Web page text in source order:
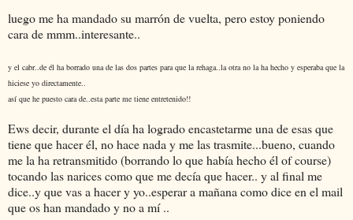
luego me ha mandado su marrón de vuelta, pero estoy poniendo
cara de mmm..interesante..
y el cabr..de él ha borrado una de las dos partes para que la rehaga..la otra no la ha hecho y esperaba que la
hiciese yo directamente..
así que he puesto cara de..esta parte me tiene entretenido!!
Ews decir, durante el día ha logrado encastetarme una de esas que
tiene que hacer él, no hace nada y me las trasmite...bueno, cuando
me la ha retransmitido (borrando lo que había hecho él of course)
tocando las narices como que me decía que hacer.. y al final me
dice..y que vas a hacer y yo..esperar a mañana como dice en el mail
que os han mandado y no a mí ..